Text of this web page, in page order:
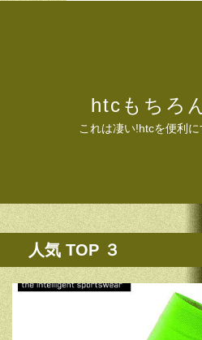
htcもちろ
これは凄い!htcを便利
人気 TOP ３